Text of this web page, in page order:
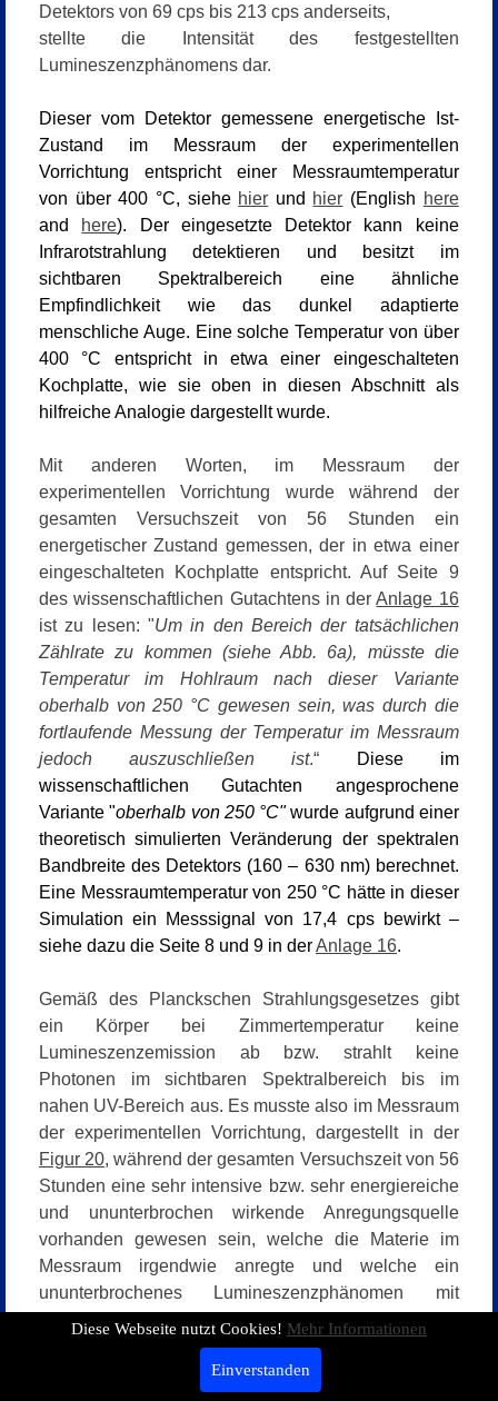
Detektors von 69 cps bis 213 cps anderseits,
stellte die Intensität des festgestellten
Lumineszenzphänomens dar.
Dieser vom Detektor gemessene energetische Ist-
Zustand im Messraum der experimentellen
Vorrichtung entspricht einer Messraumtemperatur
von über 400 °C, siehe hier und hier (English here
and
here). Der eingesetzte Detektor kann keine
Infrarotstrahlung detektieren und besitzt im
sichtbaren Spektralbereich eine ähnliche
Empfindlichkeit wie das dunkel adaptierte
menschliche Auge. Eine solche Temperatur von über
400 °C entspricht in etwa einer eingeschalteten
Kochplatte, wie sie oben in diesen Abschnitt als
hilfreiche Analogie dargestellt wurde.
Mit anderen Worten, im Messraum der
experimentellen Vorrichtung wurde während der
gesamten Versuchszeit von 56 Stunden ein
energetischer Zustand gemessen, der in etwa einer
eingeschalteten Kochplatte entspricht. Auf Seite 9
des wissenschaftlichen Gutachtens in derAnlage 16
ist zu lesen: "Um in den Bereich der tatsächlichen
Zählrate zu kommen (siehe Abb. 6a), müsste die
Temperatur im Hohlraum nach dieser Variante
oberhalb von 250 °C gewesen sein, was durch die
fortlaufende Messung der Temperatur im Messraum
jedoch auszuschließen ist.“
Diese im
wissenschaftlichen Gutachten angesprochene
Variante "oberhalb von 250 °C"wurde aufgrund einer
theoretisch simulierten Veränderung der spektralen
Bandbreite des Detektors (160 – 630 nm) berechnet.
Eine Messraumtemperatur von 250 °C hätte in dieser
Simulation ein Messsignal von 17,4 cps bewirkt –
siehe dazu die Seite 8 und 9 in derAnlage 16.
Gemäß des Planckschen Strahlungsgesetzes gibt
ein Körper bei Zimmertemperatur keine
Lumineszenzemission ab bzw. strahlt keine
Photonen im sichtbaren Spektralbereich bis im
nahen UV-Bereich aus. Es musste also im Messraum
der experimentellen Vorrichtung, dargestellt in der
Figur 20, während der gesamten Versuchszeit von 56
Stunden eine sehr intensive bzw. sehr energiereiche
und ununterbrochen wirkende Anregungsquelle
vorhanden gewesen sein, welche die Materie im
Messraum irgendwie anregte und welche ein
ununterbrochenes Lumineszenzphänomen mit
Emission im UV-VIS Spektralbereich (ultravioletten
bis sichtbaren Spektralbereich) bewirkte. Diese im
Messraum der experimentellen Vorrichtung während
Diese Webseite nutzt Cookies! Mehr Informationen
Einverstanden